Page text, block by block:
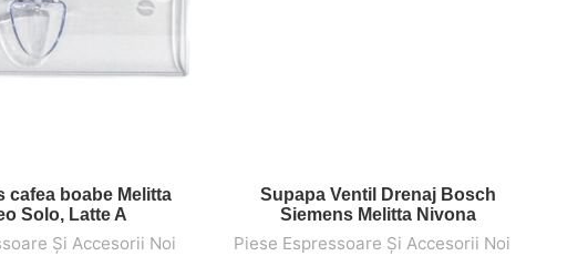
ÎN COȘ
cafea boabe Melitta
Solo, Latte A
Și Accesorii Noi
ADAUGĂ ÎN COȘ
Supapa Ventil Drenaj Bosch
Siemens Melitta Nivona
Piese Espressoare Și Accesorii Noi